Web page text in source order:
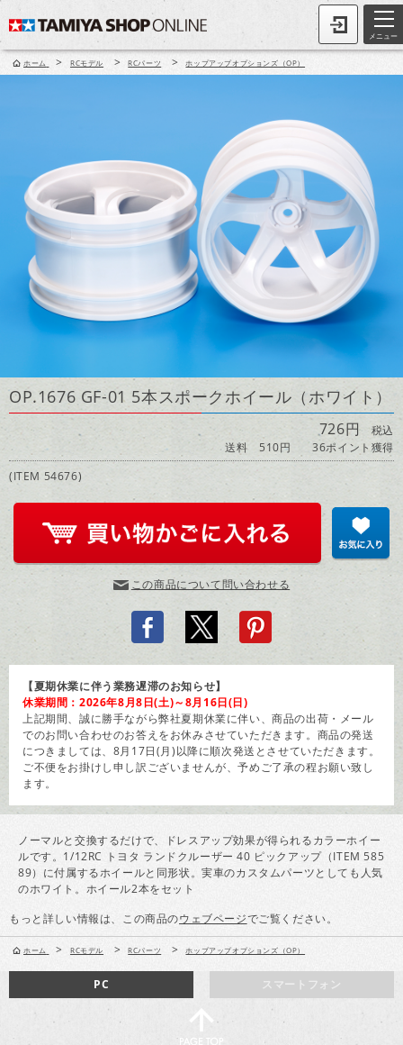
メニュー
ホーム > RCモデル > RCパーツ > ホップアップオプションズ（OP）
OP.1676 GF-01 5本スポークホイール（ホワイト）
726円 税込
送料 510円
36ポイント獲得
(ITEM 54676)
この商品について問い合わせる
【夏期休業に伴う業務遅滞のお知らせ】
休業期間：2026年8月8日(土)～8月16日(日)
上記期間、誠に勝手ながら弊社夏期休業に伴い、商品の出荷・メール
でのお問い合わせのお答えをお休みさせていただきます。商品の発送
につきましては、8月17日(月)以降に順次発送とさせていただきます。
ご不便をお掛けし申し訳ございませんが、予めご了承の程お願い致し
ます。
ノーマルと交換するだけで、ドレスアップ効果が得られるカラーホイー
ルです。1/12RC トヨタ ランドクルーザー 40 ピックアップ（ITEM 585
89）に付属するホイールと同形状。実車のカスタムパーツとしても人気
のホワイト。ホイール2本をセット
もっと詳しい情報は、この商品のウェブページでご覧ください。
ホーム > RCモデル > RCパーツ > ホップアップオプションズ（OP）
スマートフォン
PC